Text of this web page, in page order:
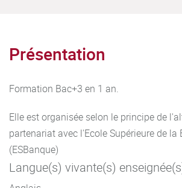
Présentation
Formation Bac+3 en 1 an.
Elle est organisée selon le principe de
partenariat avec l'Ecole Supérieure de la
(ESBanque)
Langue(s) vivante(s)